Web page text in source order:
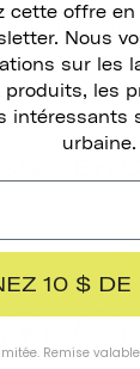
trouvé
cette offre
Nous
sur les
produits, les
intéressants
urbaine.
10 $ DE
Remise